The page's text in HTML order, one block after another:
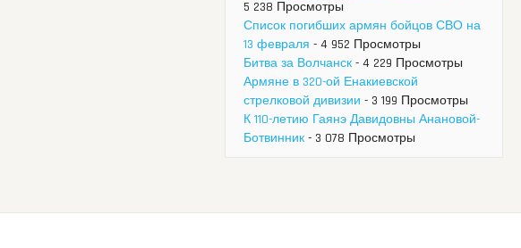
5 238 Просмотры
Список погибших армян бойцов СВО на
13 февраля - 4 952 Просмотры
Битва за Волчанск - 4 229 Просмотры
Армяне в 320-ой Енакиевской
стрелковой дивизии - 3 199 Просмотры
К 110-летию Гаянэ Давидовны Анановой-
Ботвинник - 3 078 Просмотры